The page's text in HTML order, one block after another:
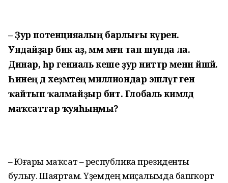
– Ҙур потенцияалың барлығы күренә.
Ундайҙар бик аҙ, әммә мәғәнә тап шунда ла.
Динар, һәр гениаль кеше ҙур ниәттәр менән йәшәй.
Һинең дә хеҙмәтең миллиондар эшләүгә генә
ҡайтып ҡалмайҙыр бит. Глобаль кимәлдә
маҡсаттар ҡуяһыңмы?
– Юғары маҡсат – республика президенты
булыу. Шаяртам. Үҙемдең миҫалымда башҡорт